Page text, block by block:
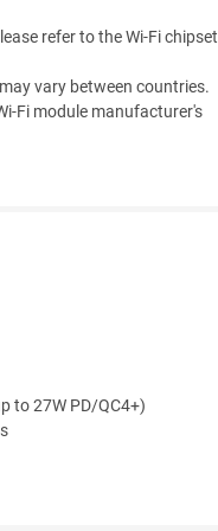
refer to the Wi-Fi chipset
vary between countries.
Fi module manufacturer's
to 27W PD/QC4+)